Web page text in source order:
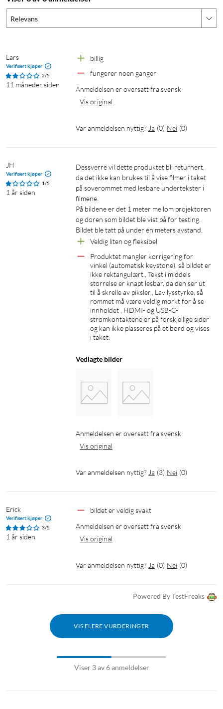
Relevans
Lars
Verifisert kjøper
2/5
11 måneder siden
billig
fungerer noen ganger
Anmeldelsen er oversatt fra svensk
Vis original
Var anmeldelsen nyttig? Ja (0) Nei (0)
JH
Verifisert kjøper
1/5
1 år siden
Dessverre vil dette produktet bli returnert,
da det ikke kan brukes til å vise filmer i taket
på soverommet med lesbare undertekster i
filmene.
På bildene er det 1 meter mellom projektoren
og døren som bildet ble vist på for testing.
Bildet ble tatt på under én meters avstand.
Veldig liten og fleksibel
Produktet mangler korrigering for
vinkel (automatisk keystone), så bildet er
ikke rektangulært., Tekst i middels
størrelse er knapt lesbar, da den ser ut
til å skrelle av piksler., Lav lysstyrke, så
rommet må være veldig mørkt for å se
innholdet , HDMI- og USB-C-
strømkontaktene er på forskjellige sider
og kan ikke plasseres på et bord og vises
i taket.
Vedlagte bilder
Anmeldelsen er oversatt fra svensk
Vis original
Var anmeldelsen nyttig? Ja (3) Nei (0)
Erick
Verifisert kjøper
3/5
1 år siden
bildet er veldig svakt
Anmeldelsen er oversatt fra svensk
Vis original
Var anmeldelsen nyttig? Ja (0) Nei (0)
Powered By TestFreaks
VIS FLERE VURDERINGER
Viser 3 av 6 anmeldelser